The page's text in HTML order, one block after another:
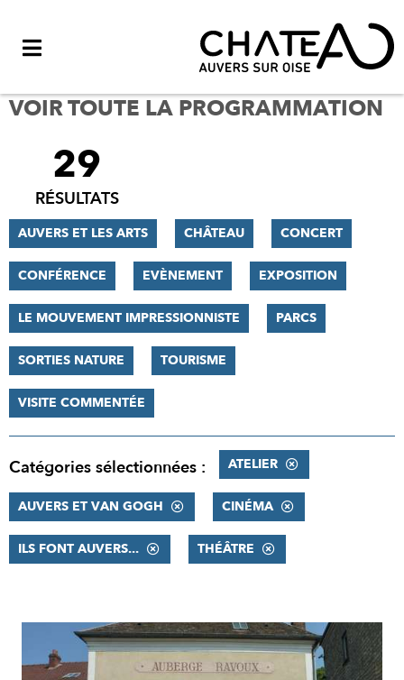
VOIR TOUTE LA PROGRAMMATION
FILTRER
RÉSULTATS
29
RÉSULTATS
AUVERS ET LES ARTS CHÂTEAU CONCERT
CONFÉRENCE EVÈNEMENT EXPOSITION
LE MOUVEMENT IMPRESSIONNISTE PARCS
SORTIES NATURE TOURISME
VISITE COMMENTÉE
Catégories sélectionnées : ATELIER
AUVERS ET VAN GOGH CINÉMA
ILS FONT AUVERS... THÉÂTRE
RÉSULTATS